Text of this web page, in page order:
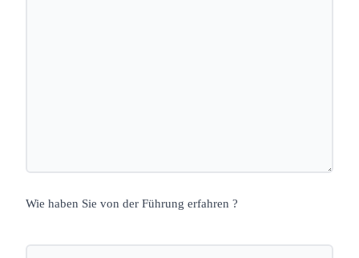
Wie haben Sie von der Führung erfahren ?